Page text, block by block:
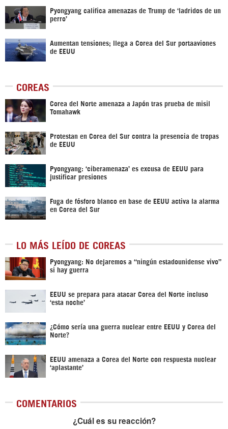
Pyongyang califica amenazas de Trump de ‘ladridos de un
perro’
Aumentan tensiones; llega a Corea del Sur portaaviones
de EEUU
COREAS
Corea del Norte amenaza a Japón tras prueba de misil
Tomahawk
Protestan en Corea del Sur contra la presencia de tropas
de EEUU
Pyongyang: ‘ciberamenaza’ es excusa de EEUU para
justificar presiones
Fuga de fósforo blanco en base de EEUU activa la alarma
en Corea del Sur
LO MÁS LEÍDO DE COREAS
Pyongyang: No dejaremos a “ningún estadounidense vivo”
si hay guerra
EEUU se prepara para atacar Corea del Norte incluso
‘esta noche’
¿Cómo sería una guerra nuclear entre EEUU y Corea del
Norte?
EEUU amenaza a Corea del Norte con respuesta nuclear
‘aplastante’
COMENTARIOS